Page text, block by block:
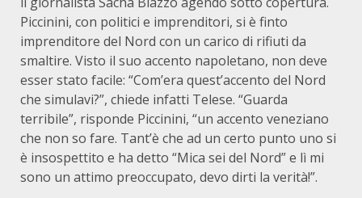
Piccinini, con politici e imprenditori, si è finto
imprenditore del Nord con un carico di rifiuti da
smaltire. Visto il suo accento napoletano, non deve
esser stato facile: “Com’era quest’accento del Nord
che simulavi?”, chiede infatti Telese. “Guarda
terribile”, risponde Piccinini, “un accento veneziano
che non so fare. Tant’è che ad un certo punto uno si
è insospettito e ha detto “Mica sei del Nord” e lì mi
sono un attimo preoccupato, devo dirti la verità!”.